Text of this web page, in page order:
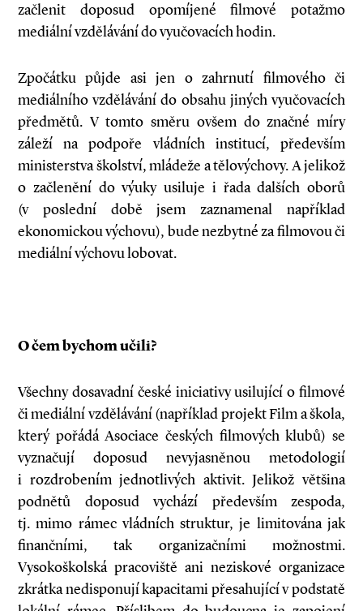
začlenit doposud opomíjené filmové potažmo
mediální vzdělávání do vyučovacích hodin.
Zpočátku půjde asi jen o zahrnutí filmového či
mediálního vzdělávání do obsahu jiných vyučovacích
předmětů. V tomto směru ovšem do značné míry
záleží na podpoře vládních institucí, především
ministerstva školství, mládeže a tělovýchovy. A jelikož
o začlenění do výuky usiluje i řada dalších oborů
(v poslední době jsem zaznamenal například
ekonomickou výchovu), bude nezbytné za filmovou či
mediální výchovu lobovat.
O čem bychom učili?
Všechny dosavadní české iniciativy usilující o filmové
či mediální vzdělávání (například projekt Film a škola,
který pořádá Asociace českých filmových klubů) se
vyznačují doposud nevyjasněnou metodologií
i rozdrobením jednotlivých aktivit. Jelikož většina
podnětů doposud vychází především zespoda,
tj. mimo rámec vládních struktur, je limitována jak
finančními, tak organizačními možnostmi.
Vysokoškolská pracoviště ani neziskové organizace
zkrátka nedisponují kapacitami přesahující v podstatě